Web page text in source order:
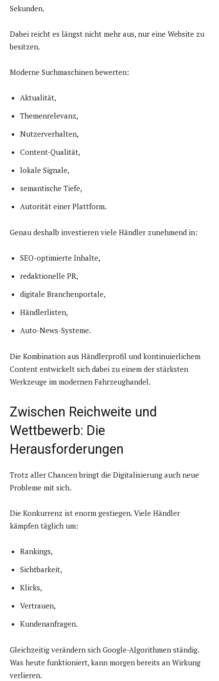
Sekunden.
Dabei reicht es längst nicht mehr aus, nur eine Website zu
besitzen.
Moderne Suchmaschinen bewerten:
Aktualität,
Themenrelevanz,
Nutzerverhalten,
Content-Qualität,
lokale Signale,
semantische Tiefe,
Autorität einer Plattform.
Genau deshalb investieren viele Händler zunehmend in:
SEO-optimierte Inhalte,
redaktionelle PR,
digitale Branchenportale,
Händlerlisten,
Auto-News-Systeme.
Die Kombination aus Händlerprofil und kontinuierlichem
Content entwickelt sich dabei zu einem der stärksten
Werkzeuge im modernen Fahrzeughandel.
Zwischen Reichweite und
Wettbewerb: Die
Herausforderungen
Trotz aller Chancen bringt die Digitalisierung auch neue
Probleme mit sich.
Die Konkurrenz ist enorm gestiegen. Viele Händler
kämpfen täglich um:
Rankings,
Sichtbarkeit,
Klicks,
Vertrauen,
Kundenanfragen.
Gleichzeitig verändern sich Google-Algorithmen ständig.
Was heute funktioniert, kann morgen bereits an Wirkung
verlieren.